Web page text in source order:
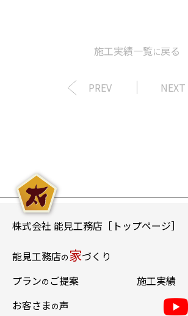
PREV
施工実績一覧に戻る
NEXT
株式会社 能見工務店［トップページ］
能見工務店の家づくり
プランの ご提案
施工実績
お客さまの声